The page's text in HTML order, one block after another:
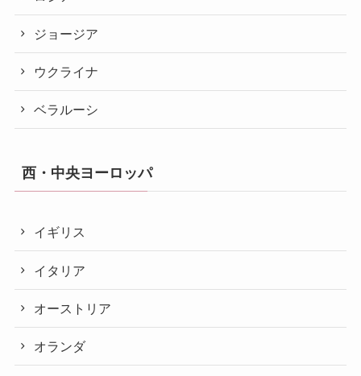
ジョージア
ウクライナ
ベラルーシ
西・中央ヨーロッパ
イギリス
イタリア
オーストリア
オランダ